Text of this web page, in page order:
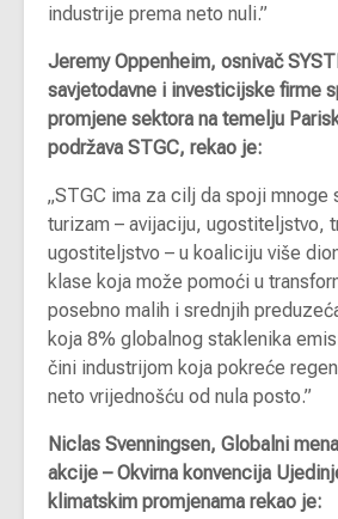
industrije prema neto nuli.”
Jeremy Oppenheim, osnivač
savjetodavne i investicijske firme
promjene sektora na temelju
podržava STGC, rekao je:
„STGC ima za cilj da spoji mnoge
turizam – avijaciju, ugostiteljstvo,
ugostiteljstvo – u koaliciju više
klase koja može pomoći u
posebno malih i srednjih
koja 8% globalnog staklenika
čini industrijom koja pokreće
neto vrijednošću od nula posto.”
Niclas Svenningsen, Globalni
akcije – Okvirna konvencija
klimatskim promjenama rekao je: